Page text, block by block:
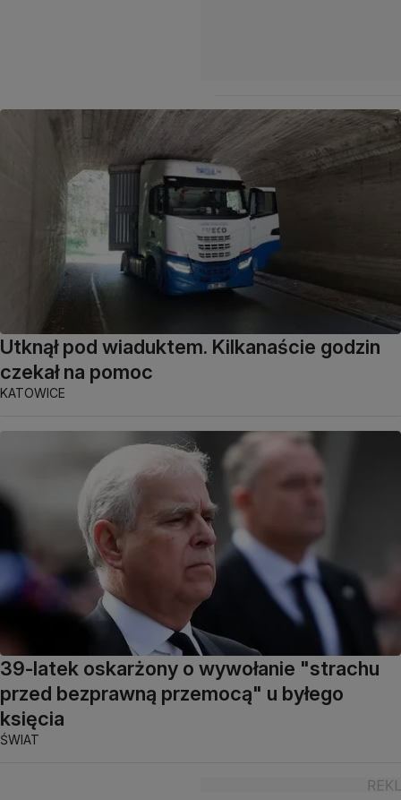
Utknął pod wiaduktem. Kilkanaście godzin
czekał na pomoc
KATOWICE
39-latek oskarżony o wywołanie "strachu
przed bezprawną przemocą" u byłego
księcia
ŚWIAT